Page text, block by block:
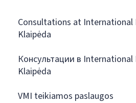
Consultations at International
Klaipėda
Консультации в International
Klaipėda
VMI teikiamos paslaugos